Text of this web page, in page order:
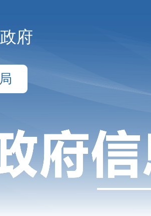
府